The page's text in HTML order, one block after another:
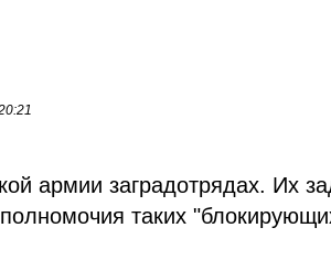
армии заградотрядах. Их
таких